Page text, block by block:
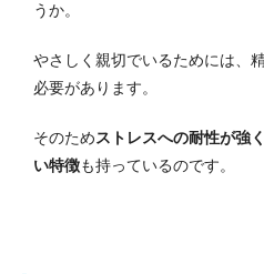
うか。
やさしく親切でいるためには、
必要があります。
そのためストレスへの耐性が強
い特徴も持っているのです。